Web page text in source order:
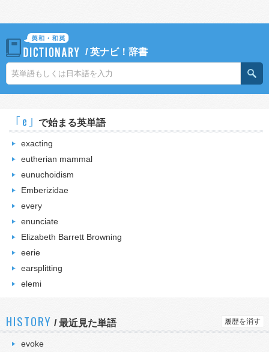
/英ナビ！辞書
｢e｣ で始まる英単語
exacting
eutherian mammal
eunuchoidism
Emberizidae
every
enunciate
Elizabeth Barrett Browning
eerie
earsplitting
elemi
HISTORY /最近見た単語 履歴を消す
evoke